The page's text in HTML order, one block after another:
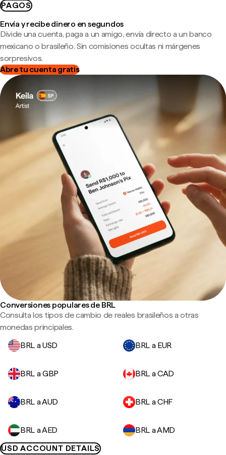
PAGOS
Envía y recibe dinero en segundos
Divide una cuenta, paga a un amigo, envía directo a un banco
mexicano o brasileño. Sin comisiones ocultas ni márgenes
sorpresivos.
Abre tu cuenta gratis
Conversiones populares de BRL
Consulta los tipos de cambio de reales brasileños a otras
monedas principales.
BRL a USD
BRL a EUR
BRL a GBP BRL a CAD
BRL a AUD BRL a CHF
BRL a AED
BRL a AMD
USD ACCOUNT DETAILS